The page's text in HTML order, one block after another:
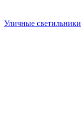
Уличные светильники